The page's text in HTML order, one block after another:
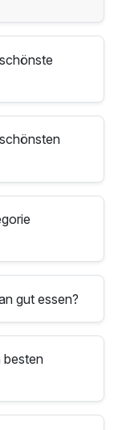
gut essen?
besten